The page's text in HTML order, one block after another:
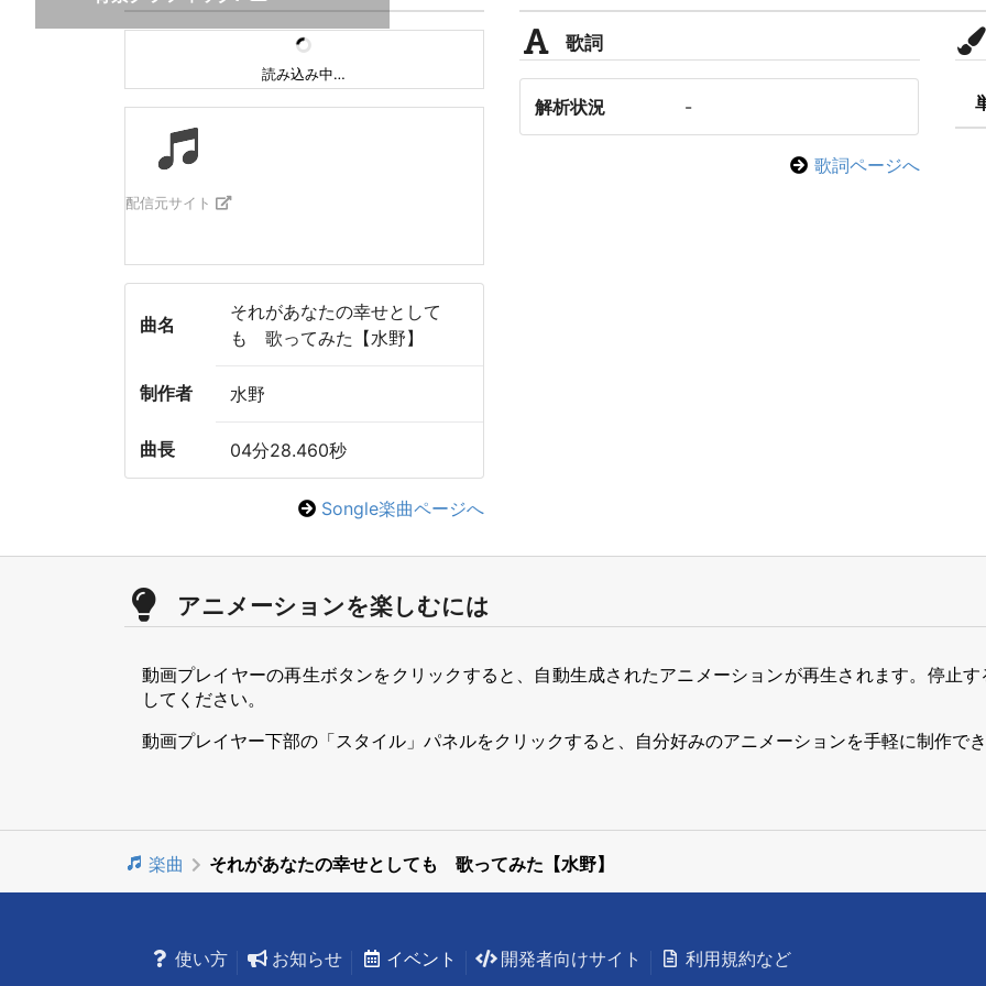
読み込み中…
配信元サイト
曲名
それがあなたの幸せとして
も 歌ってみた【水野】
制作者 水野
曲長 04分28.460秒
Songle楽曲ページへ
歌詞
解析状況 -
歌詞ページへ
アニメーションを楽しむには
動画プレイヤーの再生ボタンをクリックすると、自動生成されたアニメーションが再生されます。停止
してください。
動画プレイヤー下部の「スタイル」パネルをクリックすると、自分好みのアニメーションを手軽に制作でき
楽曲 それがあなたの幸せとしても 歌ってみた【水野】
使い方 お知らせ イベント 開発者向けサイト 利用規約など